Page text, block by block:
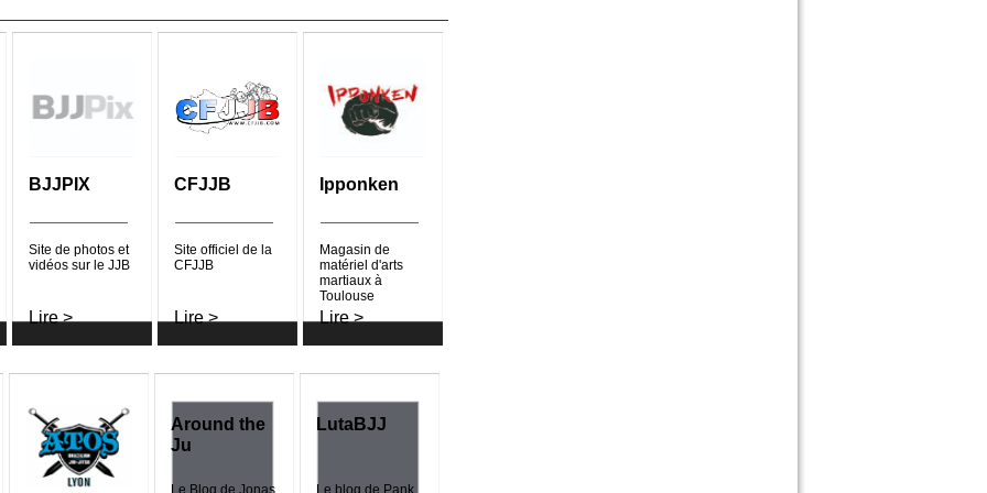
JJB ? -
au
-
partage
BJJPIX
Site de photos et
vidéos sur le JJB
Lire >
CFJJB
Site officiel de la
CFJJB
Lire >
Ipponken
Magasin de
matériel d'arts
martiaux à
Toulouse
Lire >
Around the
Ju
Le Blog de Jonas
LutaBJJ
Le blog de Pank